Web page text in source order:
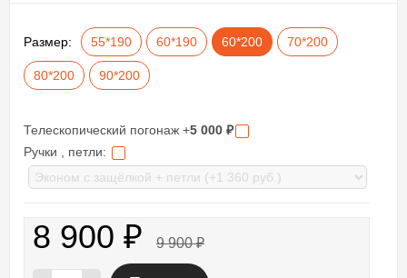
Размер: 55*190 60*190 60*200 70*200
80*200 90*200
Телескопический погонаж +5 000 ₽
Ручки , петли:
8 900 ₽ 9 900₽